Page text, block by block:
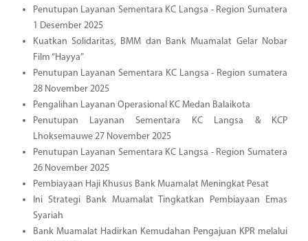
Penutupan Layanan Sementara KC Langsa - Region Sumatera
1 Desember 2025
Kuatkan Solidaritas, BMM dan Bank Muamalat Gelar Nobar
Film “Hayya”
Penutupan Layanan Sementara KC Langsa - Region sumatera
28 November 2025
Pengalihan Layanan Operasional KC Medan Balaikota
Penutupan Layanan Sementara KC Langsa & KCP
Lhoksemauwe 27 November 2025
Penutupan Layanan Sementara KC Langsa - Region Sumatera
26 November 2025
Pembiayaan Haji Khusus Bank Muamalat Meningkat Pesat
Ini Strategi Bank Muamalat Tingkatkan Pembiayaan Emas
Syariah
Bank Muamalat Hadirkan Kemudahan Pengajuan KPR melalui